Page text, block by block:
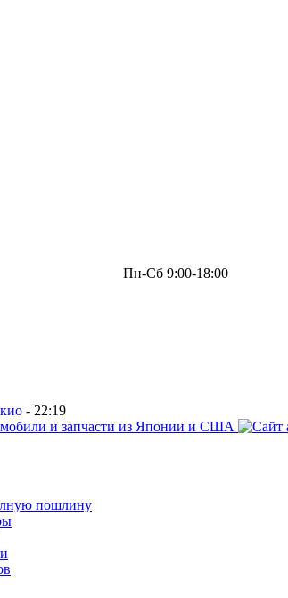
Пн-Сб 9:00-18:00
- 22:19
пошлину